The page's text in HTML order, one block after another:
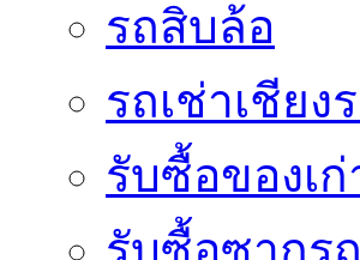
รถสิบล้อ
รถเช่าเชียง
รับซื้อของเก่